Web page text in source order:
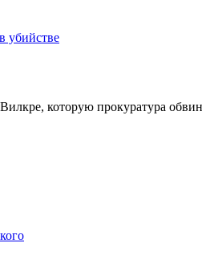
убийстве
которую прокуратура